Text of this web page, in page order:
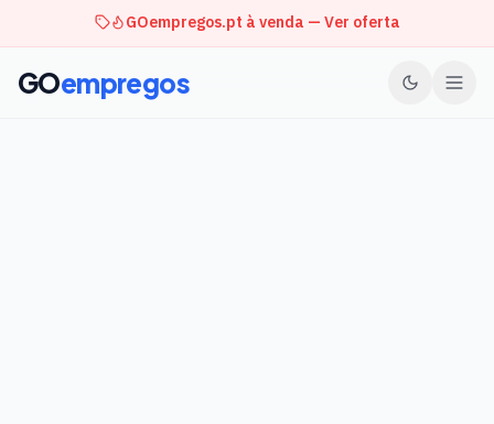
GOempregos.pt à venda — Ver oferta
GOempregos